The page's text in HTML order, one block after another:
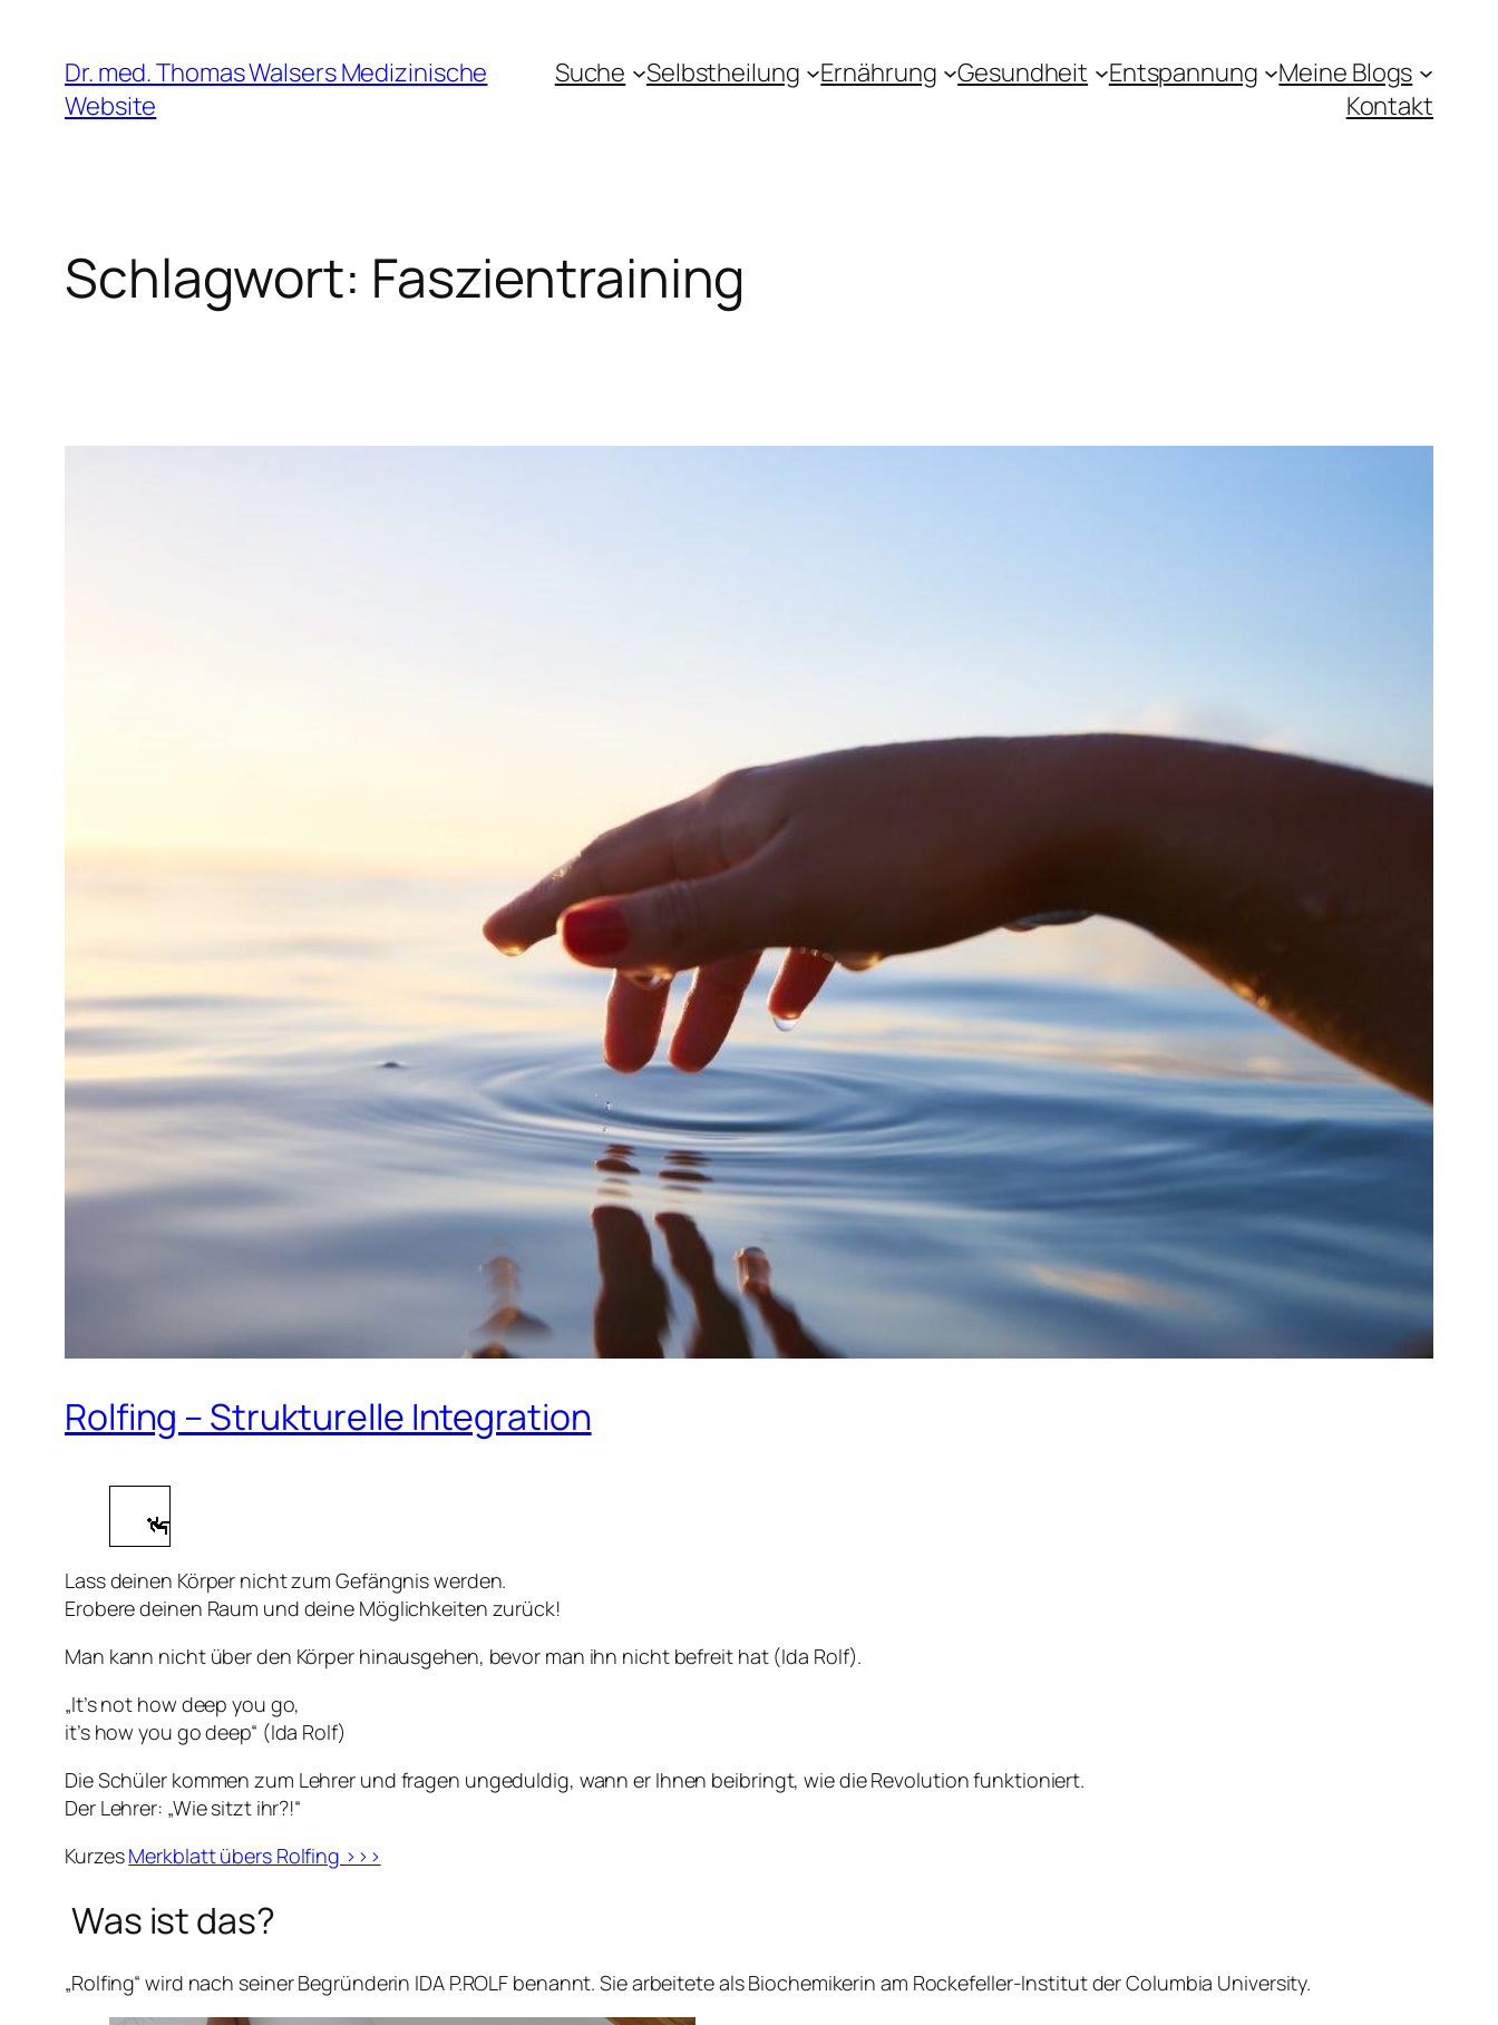
Inhalt
springen
Dr. med. Thomas Walsers Medizinische
Website
Suche Selbstheilung Ernährung Gesundheit Entspannung
Meine Blogs
Kontakt
Schlagwort: Faszientraining
Rolfing – Strukturelle Integration
Lass deinen Körper nicht zum Gefängnis werden.
Erobere deinen Raum und deine Möglichkeiten zurück!
Man kann nicht über den Körper hinausgehen, bevor man ihn nicht befreit hat (Ida Rolf).
„It’s not how deep you go,
it’s how you go deep“ (Ida Rolf)
Die Schüler kommen zum Lehrer und fragen ungeduldig, wann er Ihnen beibringt, wie die Revolution funktioniert.
Der Lehrer: „Wie sitzt ihr?!“
KurzesMerkblatt übers Rolfing >>>
Was ist das?
„Rolfing“ wird nach seiner Begründerin IDA P.ROLF benannt. Sie arbeitete als Biochemikerin am Rockefeller-Institut der Columbia University.